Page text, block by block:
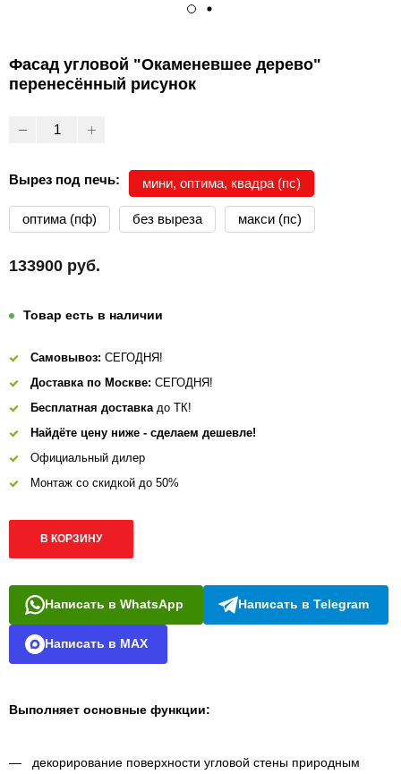
Фасад угловой "Окаменевшее дерево"
перенесённый рисунок
Вырез под печь: мини, оптима, квадра (пс)
оптима (пф) без выреза макси (пс)
133900 руб.
Товар есть в наличии
Самовывоз: СЕГОДНЯ!
Доставка по Москве: СЕГОДНЯ!
Бесплатная доставка до ТК!
Найдёте цену ниже - сделаем дешевле!
Официальный дилер
Монтаж со скидкой до 50%
В КОРЗИНУ
Написать в WhatsApp Написать в Telegram
Написать в MAX
Выполняет основные функции:
декорирование поверхности угловой стены природным